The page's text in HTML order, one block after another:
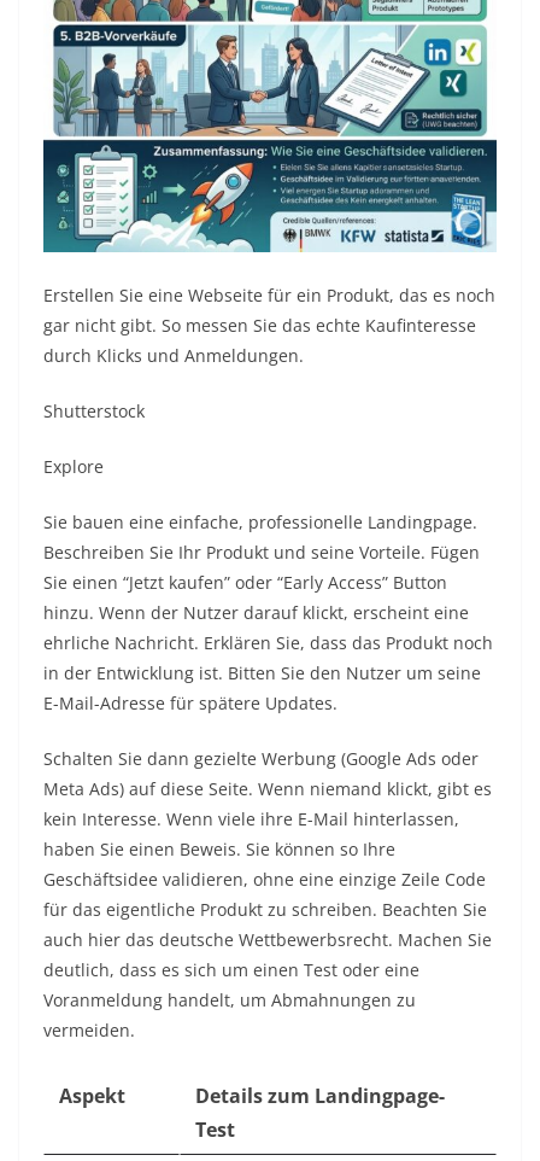
Erstellen Sie eine Webseite für ein Produkt, das es noch
gar nicht gibt. So messen Sie das echte Kaufinteresse
durch Klicks und Anmeldungen.
Shutterstock
Explore
Sie bauen eine einfache, professionelle Landingpage.
Beschreiben Sie Ihr Produkt und seine Vorteile. Fügen
Sie einen “Jetzt kaufen” oder “Early Access” Button
hinzu. Wenn der Nutzer darauf klickt, erscheint eine
ehrliche Nachricht. Erklären Sie, dass das Produkt noch
in der Entwicklung ist. Bitten Sie den Nutzer um seine
E-Mail-Adresse für spätere Updates.
Schalten Sie dann gezielte Werbung (Google Ads oder
Meta Ads) auf diese Seite. Wenn niemand klickt, gibt es
kein Interesse. Wenn viele ihre E-Mail hinterlassen,
haben Sie einen Beweis. Sie können so Ihre
Geschäftsidee validieren, ohne eine einzige Zeile Code
für das eigentliche Produkt zu schreiben. Beachten Sie
auch hier das deutsche Wettbewerbsrecht. Machen Sie
deutlich, dass es sich um einen Test oder eine
Voranmeldung handelt, um Abmahnungen zu
vermeiden.
Aspekt
Details zum Landingpage-
Test